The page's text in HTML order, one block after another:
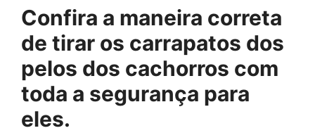
Confira a maneira correta
de tirar os carrapatos dos
pelos dos cachorros com
toda a segurança para
eles.